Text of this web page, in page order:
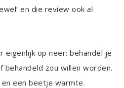
en die review ook al
eigenlijk op neer: behandel je
behandeld zou willen worden.
een beetje warmte.